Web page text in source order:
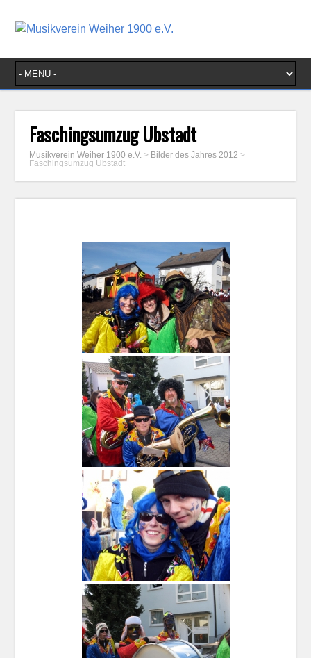
Faschingsumzug Ubstadt
Musikverein Weiher 1900 e.V. > Bilder des Jahres 2012 >
Faschingsumzug Ubstadt